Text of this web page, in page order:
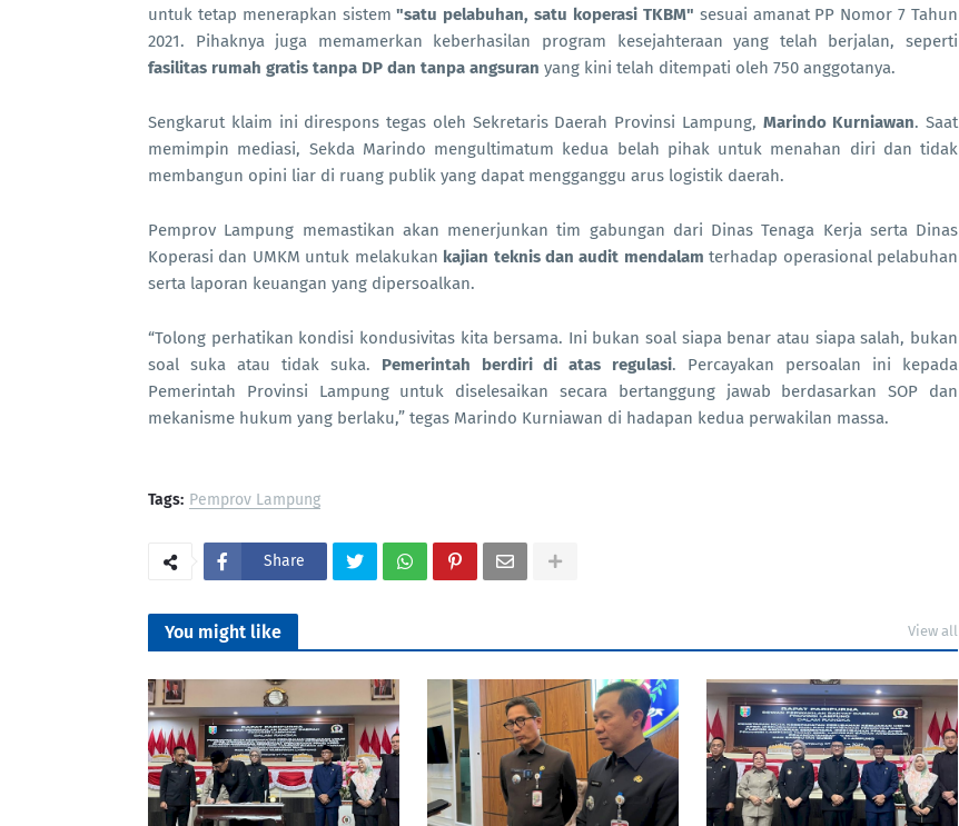
untuk tetap menerapkan sistem"satu pelabuhan, satu koperasi TKBM" sesuai amanat PP Nomor 7 Tahun
2021. Pihaknya juga memamerkan keberhasilan program kesejahteraan yang telah berjalan, seperti
fasilitas rumah gratis tanpa DP dan tanpa angsuran yang kini telah ditempati oleh 750 anggotanya.
Sengkarut klaim ini direspons tegas oleh Sekretaris Daerah Provinsi Lampung, Marindo Kurniawan. Saat
memimpin mediasi, Sekda Marindo mengultimatum kedua belah pihak untuk menahan diri dan tidak
membangun opini liar di ruang publik yang dapat mengganggu arus logistik daerah.
Pemprov Lampung memastikan akan menerjunkan tim gabungan dari Dinas Tenaga Kerja serta Dinas
Koperasi dan UMKM untuk melakukan kajian teknis dan audit mendalam terhadap operasional pelabuhan
serta laporan keuangan yang dipersoalkan.
“Tolong perhatikan kondisi kondusivitas kita bersama. Ini bukan soal siapa benar atau siapa salah, bukan
soal suka atau tidak suka. Pemerintah berdiri di atas regulasi. Percayakan persoalan ini kepada
Pemerintah Provinsi Lampung untuk diselesaikan secara bertanggung jawab berdasarkan SOP dan
mekanisme hukum yang berlaku,” tegas Marindo Kurniawan di hadapan kedua perwakilan massa.
Tags: Pemprov Lampung
Share
You might like View all